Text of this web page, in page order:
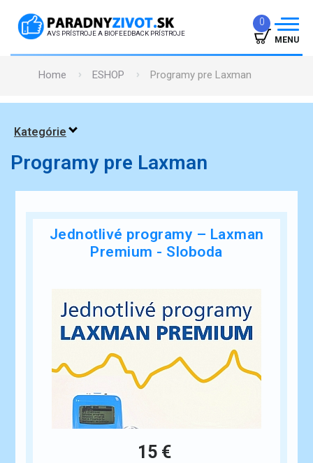
AVS PRÍSTROJE A BIOFEEDBACK PRÍSTROJE
MENU
SKÚSENOSTI
ČLÁNKY
ESHOP
0
Home ESHOP Programy pre Laxman
Kategórie
Programy pre Laxman
Jednotlivé programy – Laxman
Premium - Sloboda
15 €